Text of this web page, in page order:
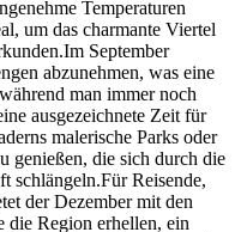
Temperaturen
um das charmante Viertel
September
abzunehmen, was eine
man immer noch
ausgezeichnete Zeit für
malerische Parks oder
genießen, die sich durch die
schlängeln.Für Reisende,
der Dezember mit den
die Region erhellen, ein